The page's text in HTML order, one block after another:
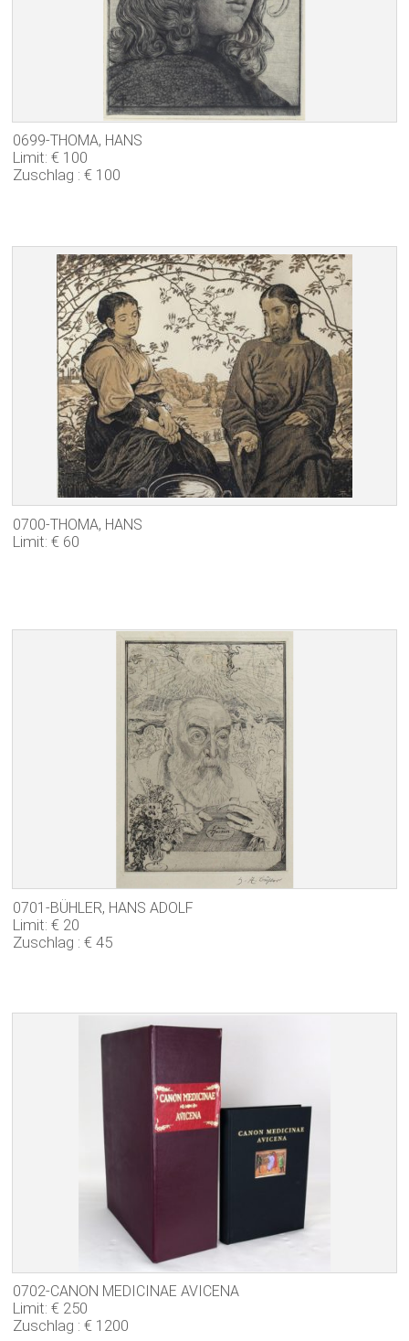
0699-THOMA, HANS
Limit: € 100
Zuschlag : € 100
0700-THOMA, HANS
Limit: € 60
0701-BÜHLER, HANS ADOLF
Limit: € 20
Zuschlag : € 45
0702-CANON MEDICINAE AVICENA
Limit: € 250
Zuschlag : € 1200